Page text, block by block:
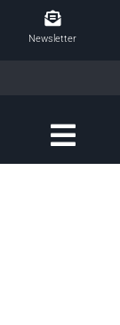
Newsletter